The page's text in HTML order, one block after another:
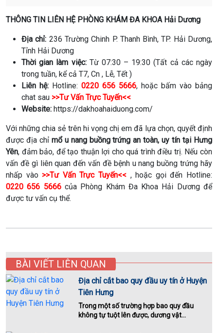
THÔNG TIN LIÊN HỆ PHÒNG KHÁM ĐA KHOA Hải Dương
Địa chỉ: 236 Trường Chinh P. Thanh Bình, TP. Hải Dương,
Tỉnh Hải Dương
Thời gian làm việc:Từ 07:30 – 19:30 (Tất cả các ngày
trong tuần, kể cả T7, Cn , Lễ, Tết )
Liên hệ: Hotline: 0220 656 5666, hoặc bấm vào bảng
chat sau >>Tư Vấn Trực Tuyến<<
Website: https://dakhoahaiduong.com/
Với những chia sẻ trên hi vọng chị em đã lựa chọn, quyết định
được địa chỉ mổ u nang buồng trứng an toàn, uy tín tại Hưng
Yên, đảm bảo, để tạo thuận lợi cho quá trình điều trị. Nếu còn
vấn đề gì liên quan đến vấn đề bệnh u nang buồng trứng hãy
nhấp vào >>Tư Vấn Trực Tuyến<< , hoặc gọi đến Hotline:
0220 656 5666của Phòng Khám Đa Khoa Hải Dương để
được tư vấn cụ thể.
BÀI VIẾT LIÊN QUAN
Địa chỉ cắt bao quy đầu uy tín ở Huyện
Tiên Hưng
Trong một số trường hợp bao quy đầu
không tự tuột lên được, dương vật...